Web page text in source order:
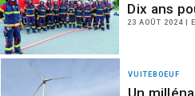
Dix ans
23 AOÛT 2024 |
VUITEBOEUF
Un